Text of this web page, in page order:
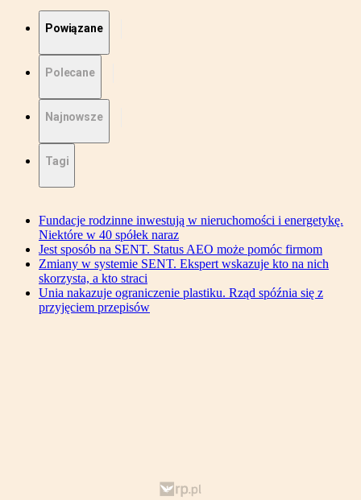
Powiązane
Polecane
Najnowsze
Tagi
Fundacje rodzinne inwestują w nieruchomości i energetykę.
Niektóre w 40 spółek naraz
Jest sposób na SENT. Status AEO może pomóc firmom
Zmiany w systemie SENT. Ekspert wskazuje kto na nich
skorzysta, a kto straci
Unia nakazuje ograniczenie plastiku. Rząd spóźnia się z
przyjęciem przepisów